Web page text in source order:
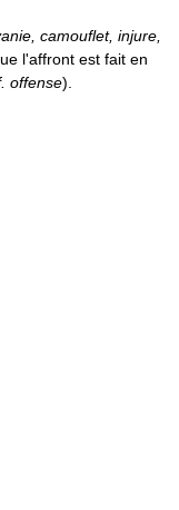
camouflet, injure,
l'affront est fait en
offense).